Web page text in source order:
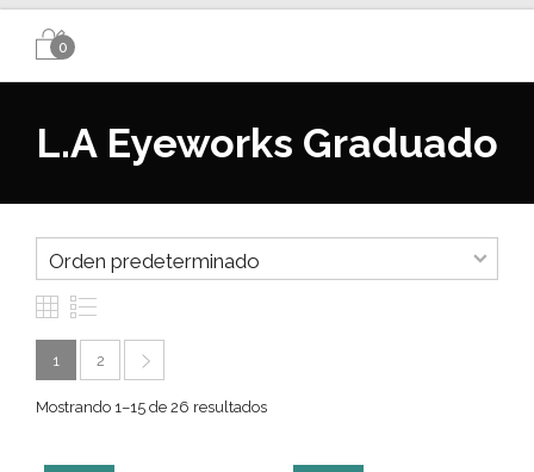
0
L.A Eyeworks Graduado
1 2
Mostrando 1–15 de 26 resultados